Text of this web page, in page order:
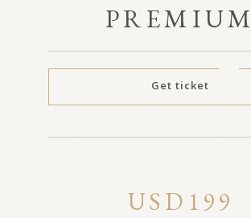
PREMIUM
Get ticket
USD199